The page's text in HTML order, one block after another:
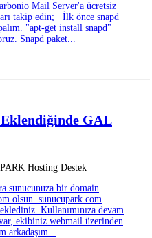
Mail Server'a ücretsiz
takip edin; İlk önce snapd
"apt-get install snapd"
Snapd paket...
GAL
Hosting Destek
sunucunuza bir domain
olsun. sunucupark.com
Kullanımınıza devam
ekibiniz webmail üzerinden